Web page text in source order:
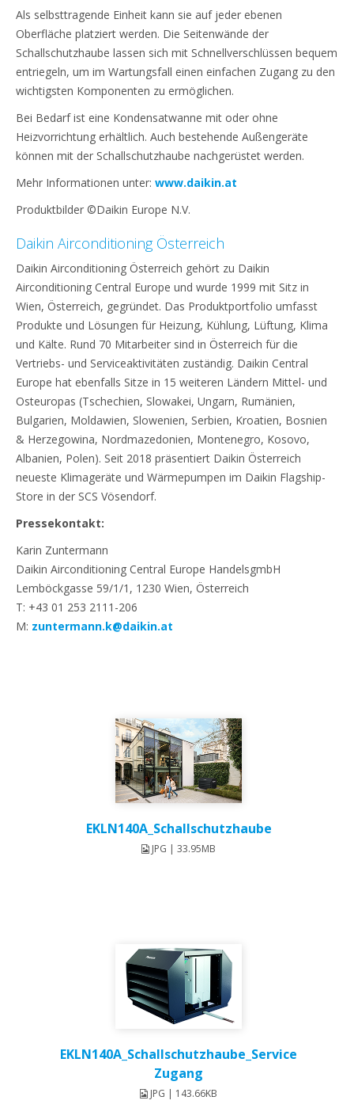
Als selbsttragende Einheit kann sie auf jeder ebenen
Oberfläche platziert werden. Die Seitenwände der
Schallschutzhaube lassen sich mit Schnellverschlüssen bequem
entriegeln, um im Wartungsfall einen einfachen Zugang zu den
wichtigsten Komponenten zu ermöglichen.
Bei Bedarf ist eine Kondensatwanne mit oder ohne
Heizvorrichtung erhältlich. Auch bestehende Außengeräte
können mit der Schallschutzhaube nachgerüstet werden.
Mehr Informationen unter: www.daikin.at
Produktbilder ©Daikin Europe N.V.
Daikin Airconditioning Österreich
Daikin Airconditioning Österreich gehört zu Daikin
Airconditioning Central Europe und wurde 1999 mit Sitz in
Wien, Österreich, gegründet. Das Produktportfolio umfasst
Produkte und Lösungen für Heizung, Kühlung, Lüftung, Klima
und Kälte. Rund 70 Mitarbeiter sind in Österreich für die
Vertriebs- und Serviceaktivitäten zuständig. Daikin Central
Europe hat ebenfalls Sitze in 15 weiteren Ländern Mittel- und
Osteuropas (Tschechien, Slowakei, Ungarn, Rumänien,
Bulgarien, Moldawien, Slowenien, Serbien, Kroatien, Bosnien
& Herzegowina, Nordmazedonien, Montenegro, Kosovo,
Albanien, Polen). Seit 2018 präsentiert Daikin Österreich
neueste Klimageräte und Wärmepumpen im Daikin Flagship-
Store in der SCS Vösendorf.
Pressekontakt:
Karin Zuntermann
Daikin Airconditioning Central Europe HandelsgmbH
Lemböckgasse 59/1/1, 1230 Wien, Österreich
T: +43 01 253 2111-206
M: zuntermann.k@daikin.at
EKLN140A_Schallschutzhaube
JPG | 33.95MB
EKLN140A_Schallschutzhaube_Service
Zugang
JPG | 143.66KB